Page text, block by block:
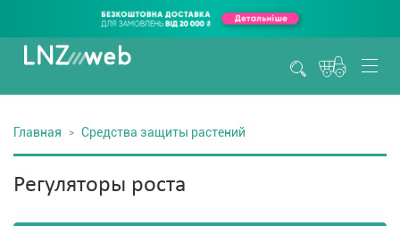
Главная Средства защиты растений
Регуляторы роста